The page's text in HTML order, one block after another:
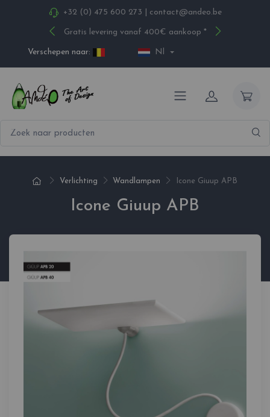
+32 (0) 475 600 273 contact@andeo.be
Gratis levering vanaf 400€ aankoop *
Verschepen naar: Nl
Verlichting Wandlampen Icone Giuup APB
Icone Giuup APB